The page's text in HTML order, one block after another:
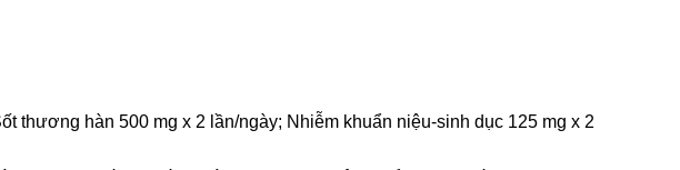
thương hàn 500 mg x 2 lần/ngày; Nhiễm khuẩn niệu-sinh dục 125 mg x 2